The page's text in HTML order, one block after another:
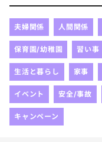
夫婦関係 人間関係
保育園/幼稚園 習い事
生活と暮らし 家事
イベント 安全/事故
キャンペーン